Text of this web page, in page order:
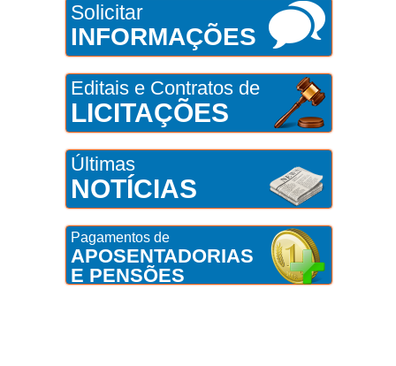
Solicitar
INFORMAÇÕES
Editais e Contratos de
LICITAÇÕES
Últimas
NOTÍCIAS
Pagamentos de
APOSENTADORIAS
E PENSÕES